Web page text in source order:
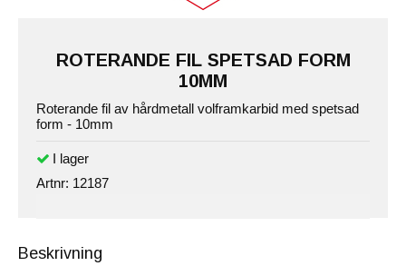
ROTERANDE FIL SPETSAD FORM
10MM
Roterande fil av hårdmetall volframkarbid med spetsad
form - 10mm
Artnr: 12187
Beskrivning